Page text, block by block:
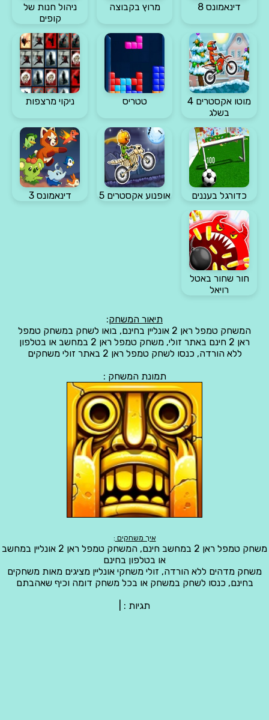
דינאמונס 8 מרוץ בקבוצה
ניהול חנות של
קופים
מוטו אקסטרים 4
בשלג
טטריס ניקוי מרצפות
כדורגל בעננים אופנוע אקסטרים 5 דינאמונס 3
חור שחור באטל
רויאל
תיאור המשחק:
המשחק טמפל ראן 2 אונליין בחינם, בואו לשחק במשחק טמפל
ראן 2 חינם באתר זולי, משחק טמפל ראן 2 במחשב או בטלפון
ללא הורדה, כנסו לשחק טמפל ראן 2 באתר זולי משחקים
תמונת המשחק :
איך משחקים :
משחק טמפל ראן 2 במחשב חינם, המשחק טמפל ראן 2 אונליין במחשב
או בטלפון בחינם
משחק מדהים ללא הורדה, זולי משחקי אונליין מציגים מאות משחקים
בחינם, כנסו לשחק במשחק או בכל משחק דומה וכיף שאהבתם
תגיות :